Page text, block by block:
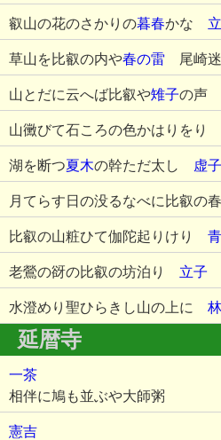
叡山の花のさかりの暮春かな
草山を比叡の内や春の雷 尾崎
山とだに云へば比叡や雉子の声
山黴びて石ころの色かはりをり
湖を断つ夏木の幹ただ太し 虚子
月てらす日の没るなべに比叡の
比叡の山粧ひて伽陀起りけり
老鶯の谺の比叡の坊泊り 立子
水澄めり聖ひらきし山の上に
延暦寺
一茶
相伴に鳩も並ぶや大師粥
憲吉